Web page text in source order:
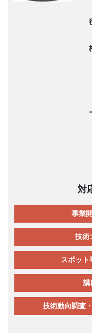
対
事業
技術
スポット
講
技術動向調査